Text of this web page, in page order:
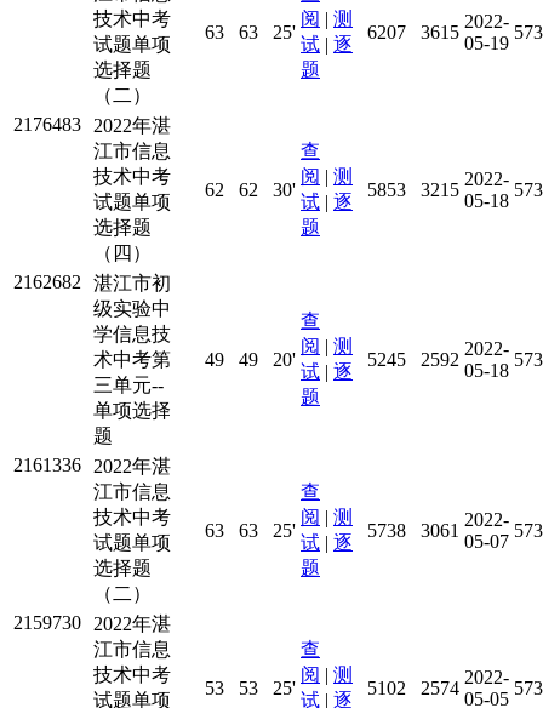
技术中考
试题单项
选择题
（二）
63 63 25'
阅 | 测
试 | 逐
题
6207 3615
2022-
05-19
2176483
2022年湛
江市信息
技术中考
试题单项
选择题
（四）
62 62 30'
查
阅 | 测
试 | 逐
题
5853 3215
2022-
05-18
2162682
湛江市初
级实验中
学信息技
术中考第
三单元--
单项选择
题
49 49 20'
查
阅 | 测
试 | 逐
题
5245 2592
2022-
05-18
2161336
2022年湛
江市信息
技术中考
试题单项
选择题
（二）
63 63 25'
查
阅 | 测
试 | 逐
题
5738 3061
2022-
05-07
2159730
2022年湛
江市信息
技术中考
试题单项
53 53 25'
查
阅 | 测
试 | 逐
5102 2574
2022-
05-05